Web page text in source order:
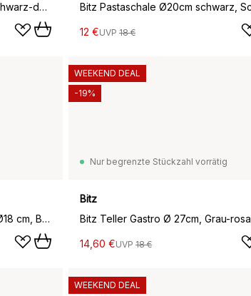
Bitz Teller Ø 40cm schwarz, Schwarz-dunkelblau
12 €UVP 18 €
Bitz pokebowl/Ramen-Schale Ø18 cm, Black-dark blue
Nur begrenzte Stückzahl vorrätig
Bitz
Bitz Teller Gastro Ø 27cm, Grau-rosa
14,60 €UVP 18 €
WEEKEND DEAL
-19%
WEEKEND DEAL